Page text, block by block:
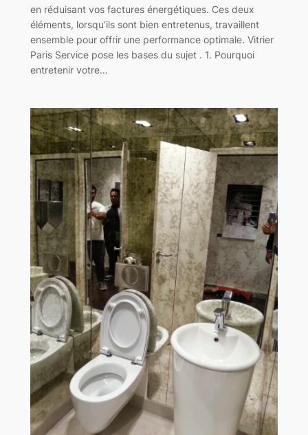
en réduisant vos factures énergétiques. Ces deux
éléments, lorsqu’ils sont bien entretenus, travaillent
ensemble pour offrir une performance optimale. Vitrier
Paris Service pose les bases du sujet . 1. Pourquoi
entretenir votre…